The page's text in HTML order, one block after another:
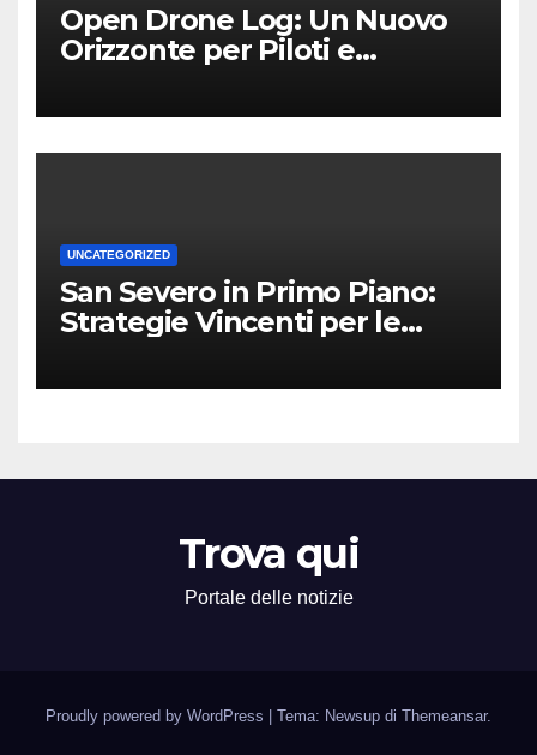
Open Drone Log: Un Nuovo
Orizzonte per Piloti e
UNCATEGORIZED
San Severo in Primo Piano:
Strategie Vincenti per le
Territorio
Trova qui
Portale delle notizie
Proudly powered by WordPress Tema: Newsup di Themeansar.